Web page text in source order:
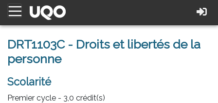
DRT1103C - Droits et libertés de la
personne
Scolarité
Premier cycle - 3,0 crédit(s)